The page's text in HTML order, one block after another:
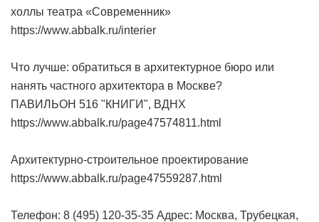
холлы театра «Современник»
https://www.abbalk.ru/interier
Что лучше: обратиться в архитектурное бюро или
нанять частного архитектора в Москве?
ПАВИЛЬОН 516 "КНИГИ", ВДНХ
https://www.abbalk.ru/page47574811.html
Архитектурно-строительное проектирование
https://www.abbalk.ru/page47559287.html
Телефон: 8 (495) 120-35-35 Адрес: Москва, Трубецкая,